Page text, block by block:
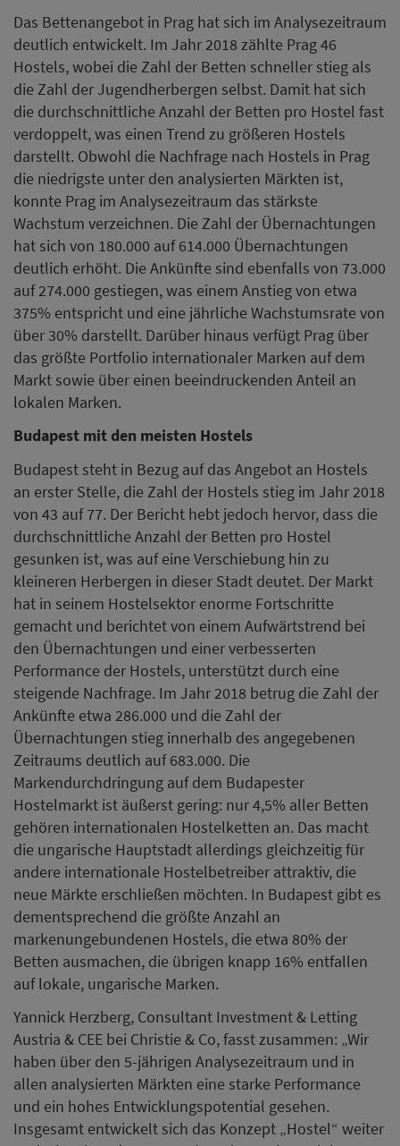
Das Bettenangebot in Prag hat sich im Analysezeitraum
deutlich entwickelt. Im Jahr 2018 zählte Prag 46
Hostels, wobei die Zahl der Betten schneller stieg als
die Zahl der Jugendherbergen selbst. Damit hat sich
die durchschnittliche Anzahl der Betten pro Hostel fast
verdoppelt, was einen Trend zu größeren Hostels
darstellt. Obwohl die Nachfrage nach Hostels in Prag
die niedrigste unter den analysierten Märkten ist,
konnte Prag im Analysezeitraum das stärkste
Wachstum verzeichnen. Die Zahl der Übernachtungen
hat sich von 180.000 auf 614.000 Übernachtungen
deutlich erhöht. Die Ankünfte sind ebenfalls von 73.000
auf 274.000 gestiegen, was einem Anstieg von etwa
375% entspricht und eine jährliche Wachstumsrate von
über 30% darstellt. Darüber hinaus verfügt Prag über
das größte Portfolio internationaler Marken auf dem
Markt sowie über einen beeindruckenden Anteil an
lokalen Marken.
Budapest mit den meisten Hostels
Budapest steht in Bezug auf das Angebot an Hostels
an erster Stelle, die Zahl der Hostels stieg im Jahr 2018
von 43 auf 77. Der Bericht hebt jedoch hervor, dass die
durchschnittliche Anzahl der Betten pro Hostel
gesunken ist, was auf eine Verschiebung hin zu
kleineren Herbergen in dieser Stadt deutet. Der Markt
hat in seinem Hostelsektor enorme Fortschritte
gemacht und berichtet von einem Aufwärtstrend bei
den Übernachtungen und einer verbesserten
Performance der Hostels, unterstützt durch eine
steigende Nachfrage. Im Jahr 2018 betrug die Zahl der
Ankünfte etwa 286.000 und die Zahl der
Übernachtungen stieg innerhalb des angegebenen
Zeitraums deutlich auf 683.000. Die
Markendurchdringung auf dem Budapester
Hostelmarkt ist äußerst gering: nur 4,5% aller Betten
gehören internationalen Hostelketten an. Das macht
die ungarische Hauptstadt allerdings gleichzeitig für
andere internationale Hostelbetreiber attraktiv, die
neue Märkte erschließen möchten. In Budapest gibt es
dementsprechend die größte Anzahl an
markenungebundenen Hostels, die etwa 80% der
Betten ausmachen, die übrigen knapp 16% entfallen
auf lokale, ungarische Marken.
Yannick Herzberg, Consultant Investment & Letting
Austria & CEE bei Christie & Co, fasst zusammen: „Wir
haben über den 5-jährigen Analysezeitraum und in
allen analysierten Märkten eine starke Performance
und ein hohes Entwicklungspotential gesehen.
Insgesamt entwickelt sich das Konzept „Hostel“ weiter